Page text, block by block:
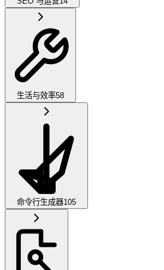
生活与效率58
命令行生成器105